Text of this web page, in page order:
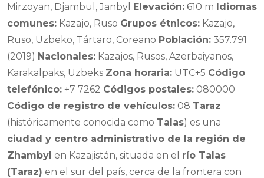
Mirzoyan, Djambul, Janbyl Elevación: 610 m Idiomas
comunes: Kazajo, Ruso Grupos étnicos: Kazajo,
Ruso, Uzbeko, Tártaro, Coreano Población: 357.791
(2019) Nacionales: Kazajos, Rusos, Azerbaiyanos,
Karakalpaks, Uzbeks Zona horaria: UTC+5 Código
telefónico: +7 7262 Códigos postales: 080000
Código de registro de vehículos: 08 Taraz
(históricamente conocida como Talas) es una
ciudad y centro administrativo de la región de
Zhambyl en Kazajistán, situada en el río Talas
(Taraz) en el sur del país, cerca de la frontera con